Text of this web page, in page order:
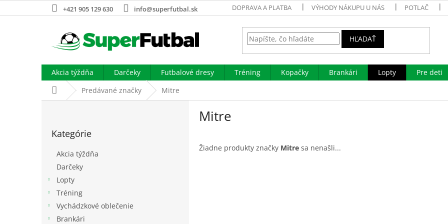
na
+421 905 129 630 info@superfutbal.sk DOPRAVA A PLATBA VÝHODY NÁKUPU U NÁS POTLAČ
HĽADAŤ
Akcia týždňa Darčeky Futbalové dresy Tréning Kopačky Brankári Lopty Pre deti
DomovPredávané značky Mitre
kategórie
Kategórie
Akcia týždňa
Darčeky
Lopty
Tréning
Vychádzkové oblečenie
Brankári
Mitre
Žiadne produkty značky Mitre sa nenašli...